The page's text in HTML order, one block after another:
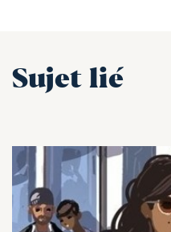
Sujet lié